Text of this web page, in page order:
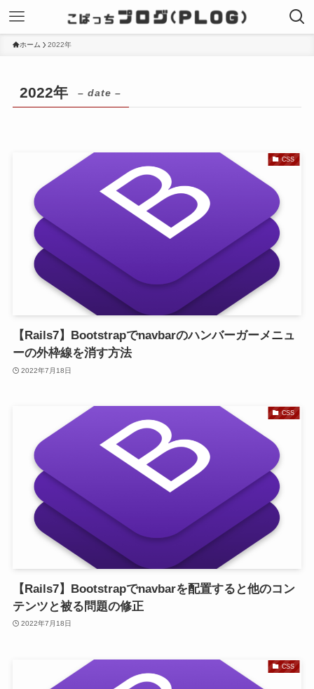
ホーム 2022年
2022年 – date –
CSS
【Rails7】Bootstrapでnavbarのハンバーガーメニュ
ーの外枠線を消す方法
2022年7月18日
CSS
【Rails7】Bootstrapでnavbarを配置すると他のコン
テンツと被る問題の修正
2022年7月18日
CSS